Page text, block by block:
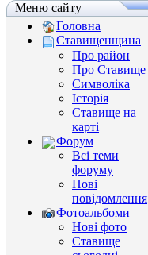
Меню сайту
Головна
Ставищенщина
Про район
Про Ставище
Символіка
Історія
Ставище на
карті
Форум
Всі теми
форуму
Нові
повідомлення
Фотоальбоми
Нові фото
Ставище